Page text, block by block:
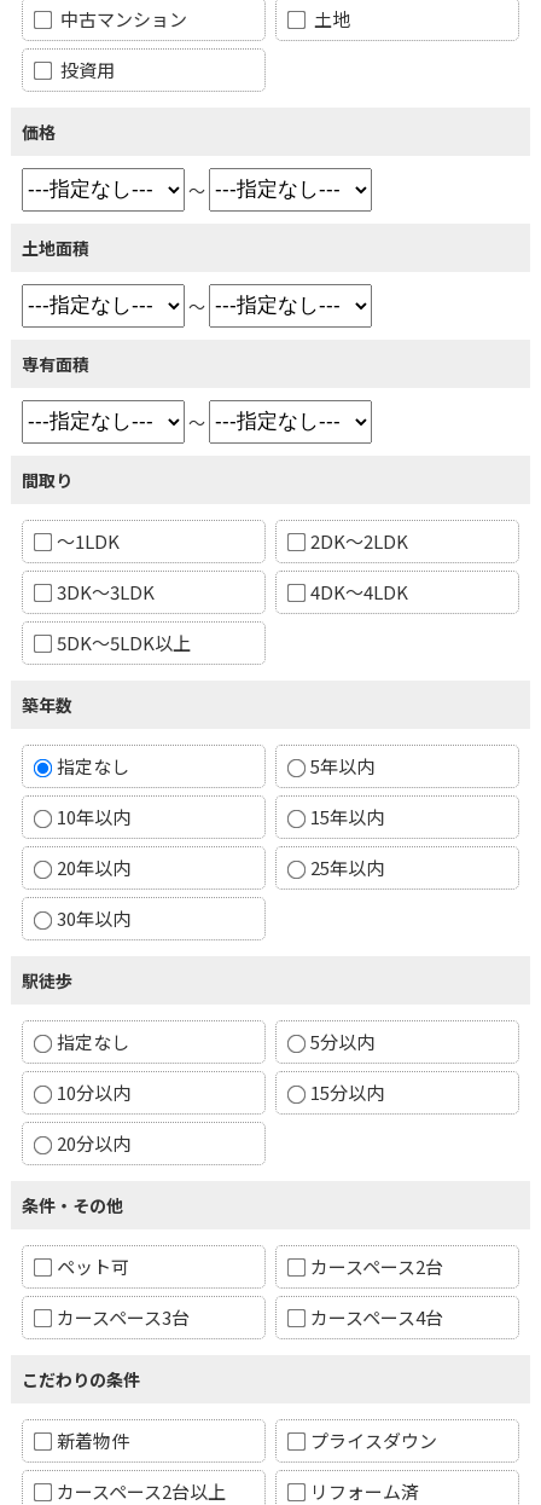
中古マンション
土地
投資用
価格
～
土地面積
～
専有面積
～
間取り
～1LDK
2DK～2LDK
3DK～3LDK
4DK～4LDK
5DK～5LDK以上
築年数
指定なし
5年以内
10年以内
15年以内
20年以内
25年以内
30年以内
駅徒歩
指定なし
5分以内
10分以内
15分以内
20分以内
条件・その他
ペット可
カースペース2台
カースペース3台
カースペース4台
こだわりの条件
新着物件
プライスダウン
カースペース2台以上
リフォーム済